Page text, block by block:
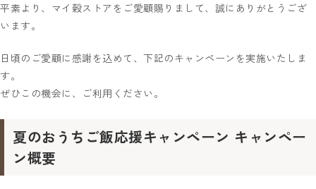
平素より、マイ穀ストアをご愛顧賜りまして、誠にありがとうござ
います。
日頃のご愛顧に感謝を込めて、下記のキャンペーンを実施いたしま
す。
ぜひこの機会に、ご利用ください。
夏のおうちご飯応援キャンペーン キャンペー
ン概要